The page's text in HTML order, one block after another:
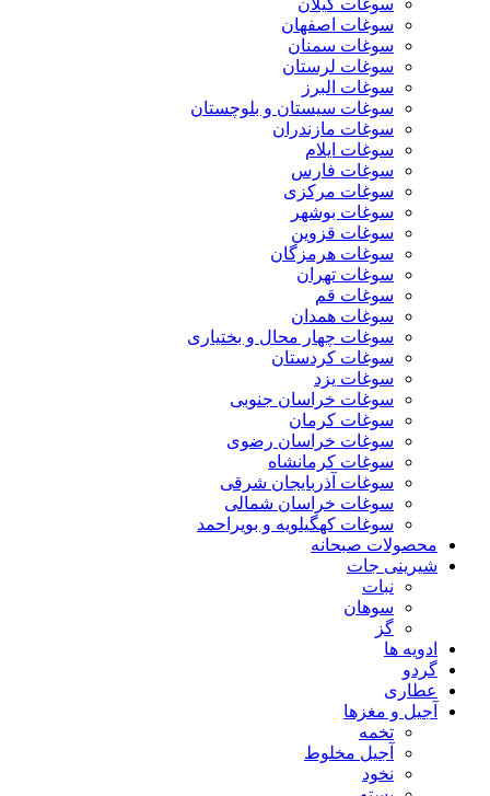
سوغات اصفهان
سوغات سمنان
سوغات لرستان
سوغات البرز
سوغات سیستان و بلوچستان
سوغات مازندران
سوغات ایلام
سوغات فارس
سوغات مرکزی
سوغات بوشهر
سوغات قزوین
سوغات هرمزگان
سوغات تهران
سوغات قم
سوغات همدان
سوغات چهار محال و بختیاری
سوغات کردستان
سوغات یزد
سوغات خراسان جنوبی
سوغات کرمان
سوغات خراسان رضوی
سوغات کرمانشاه
سوغات آذربایجان شرقی
سوغات خراسان شمالی
سوغات کهگیلویه و بویراحمد
محصولات صبحانه
شیرینی جات
نبات
سوهان
گز
ادویه ها
گردو
عطاری
آجیل و مغزها
تخمه
آجیل مخلوط
نخود